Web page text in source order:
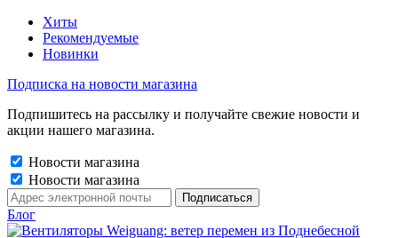
Хиты
Рекомендуемые
Новинки
Подписка на новости магазина
Подпишитесь на рассылку и получайте свежие новости и
акции нашего магазина.
Новости магазина
Новости магазина
Блог